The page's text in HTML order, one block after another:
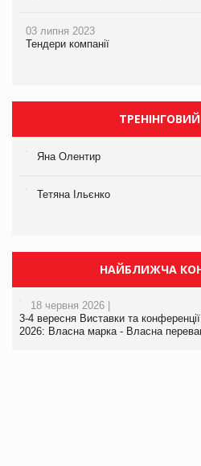
03 липня 2023
Тендери компанії
Яна Олентир
Тетяна Ільєнко
НАЙБЛИЖЧА
18 червня 2026 |
3-4 вересня Виставки та
2026: Власна марка - Власна